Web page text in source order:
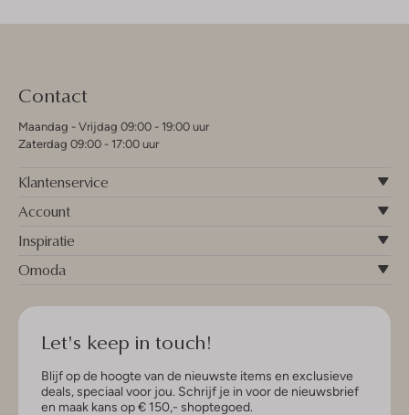
Contact
Maandag - Vrijdag 09:00 - 19:00 uur
Zaterdag 09:00 - 17:00 uur
Klantenservice
Account
Inspiratie
Omoda
Let's keep in touch!
Blijf op de hoogte van de nieuwste items en exclusieve
deals, speciaal voor jou. Schrijf je in voor de nieuwsbrief
en maak kans op € 150,- shoptegoed.